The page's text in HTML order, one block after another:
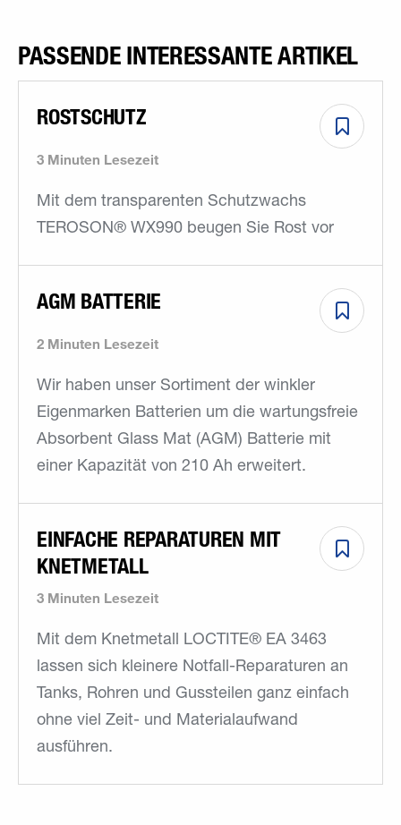
PASSENDE INTERESSANTE ARTIKEL
3 Minuten Lesezeit
ROSTSCHUTZ
Mit dem transparenten Schutzwachs
TEROSON® WX990 beugen Sie Rost vor
2 Minuten Lesezeit
AGM BATTERIE
Wir haben unser Sortiment der winkler
Eigenmarken Batterien um die wartungsfreie
Absorbent Glass Mat (AGM) Batterie mit
einer Kapazität von 210 Ah erweitert.
3 Minuten Lesezeit
EINFACHE REPARATUREN MIT
KNETMETALL
Mit dem Knetmetall LOCTITE® EA 3463
lassen sich kleinere Notfall-Reparaturen an
Tanks, Rohren und Gussteilen ganz einfach
ohne viel Zeit- und Materialaufwand
ausführen.